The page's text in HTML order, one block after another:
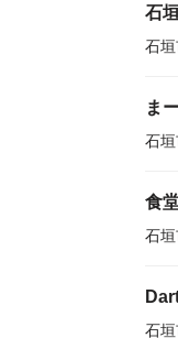
石
石
ま
石
食
石
石